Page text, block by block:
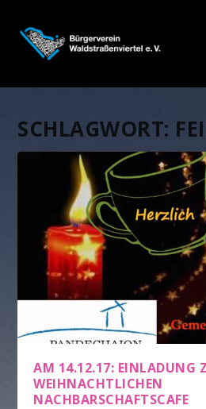
SCHLAGWORT:
AM 14.12.17: EINLADUNG
WEIHNACHTLICHEN
NACHBARSCHAFTSCAFE